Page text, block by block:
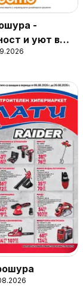
-
и уют в
дом